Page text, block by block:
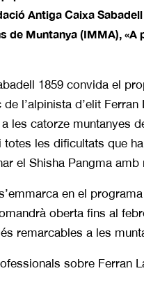
Antiga Caixa
de Muntanya (IMMA),
1859 convida el
l’alpinista d’elit
les catorze muntanyes
les dificultats que
el Shisha Pangma
en el
oberta fins al
remarcables a les
sobre Ferran